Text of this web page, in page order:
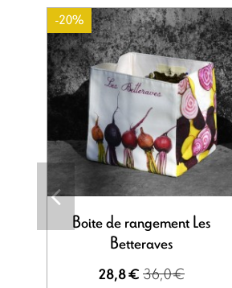
-20%
Boite de rangement Les
Betteraves
28,8 € 36,0 €